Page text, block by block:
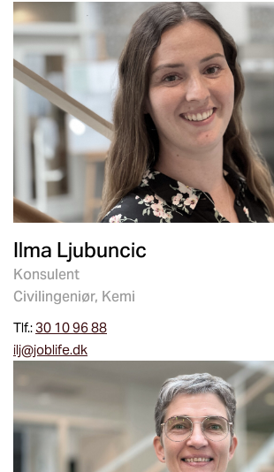
Ilma Ljubuncic
Konsulent
Civilingeniør, Kemi
Tlf.:30 10 96 88
ilj@joblife.dk